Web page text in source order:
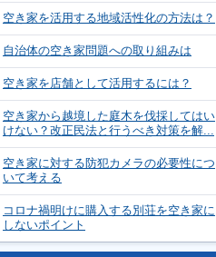
空き家を活用する地域活性化の方法は？
自治体の空き家問題への取り組みは
空き家を店舗として活用するには？
空き家から越境した庭木を伐採してはい
けない？改正民法と行うべき対策を解...
空き家に対する防犯カメラの必要性につ
いて考える
コロナ禍明けに購入する別荘を空き家に
しないポイント